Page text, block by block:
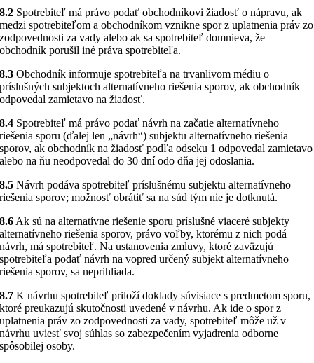
8.2 Spotrebiteľ má právo podať obchodníkovi žiadosť o nápravu, ak
medzi spotrebiteľom a obchodníkom vznikne spor z uplatnenia práv zo
zodpovednosti za vady alebo ak sa spotrebiteľ domnieva, že
obchodník porušil iné práva spotrebiteľa.
8.3 Obchodník informuje spotrebiteľa na trvanlivom médiu o
príslušných subjektoch alternatívneho riešenia sporov, ak obchodník
odpovedal zamietavo na žiadosť.
8.4 Spotrebiteľ má právo podať návrh na začatie alternatívneho
riešenia sporu (ďalej len „návrh“) subjektu alternatívneho riešenia
sporov, ak obchodník na žiadosť podľa odseku 1 odpovedal zamietavo
alebo na ňu neodpovedal do 30 dní odo dňa jej odoslania.
8.5 Návrh podáva spotrebiteľ príslušnému subjektu alternatívneho
riešenia sporov; možnosť obrátiť sa na súd tým nie je dotknutá.
8.6 Ak sú na alternatívne riešenie sporu príslušné viaceré subjekty
alternatívneho riešenia sporov, právo voľby, ktorému z nich podá
návrh, má spotrebiteľ. Na ustanovenia zmluvy, ktoré zaväzujú
spotrebiteľa podať návrh na vopred určený subjekt alternatívneho
riešenia sporov, sa neprihliada.
8.7 K návrhu spotrebiteľ priloží doklady súvisiace s predmetom sporu,
ktoré preukazujú skutočnosti uvedené v návrhu. Ak ide o spor z
uplatnenia práv zo zodpovednosti za vady, spotrebiteľ môže už v
návrhu uviesť svoj súhlas so zabezpečením vyjadrenia odborne
spôsobilej osoby.